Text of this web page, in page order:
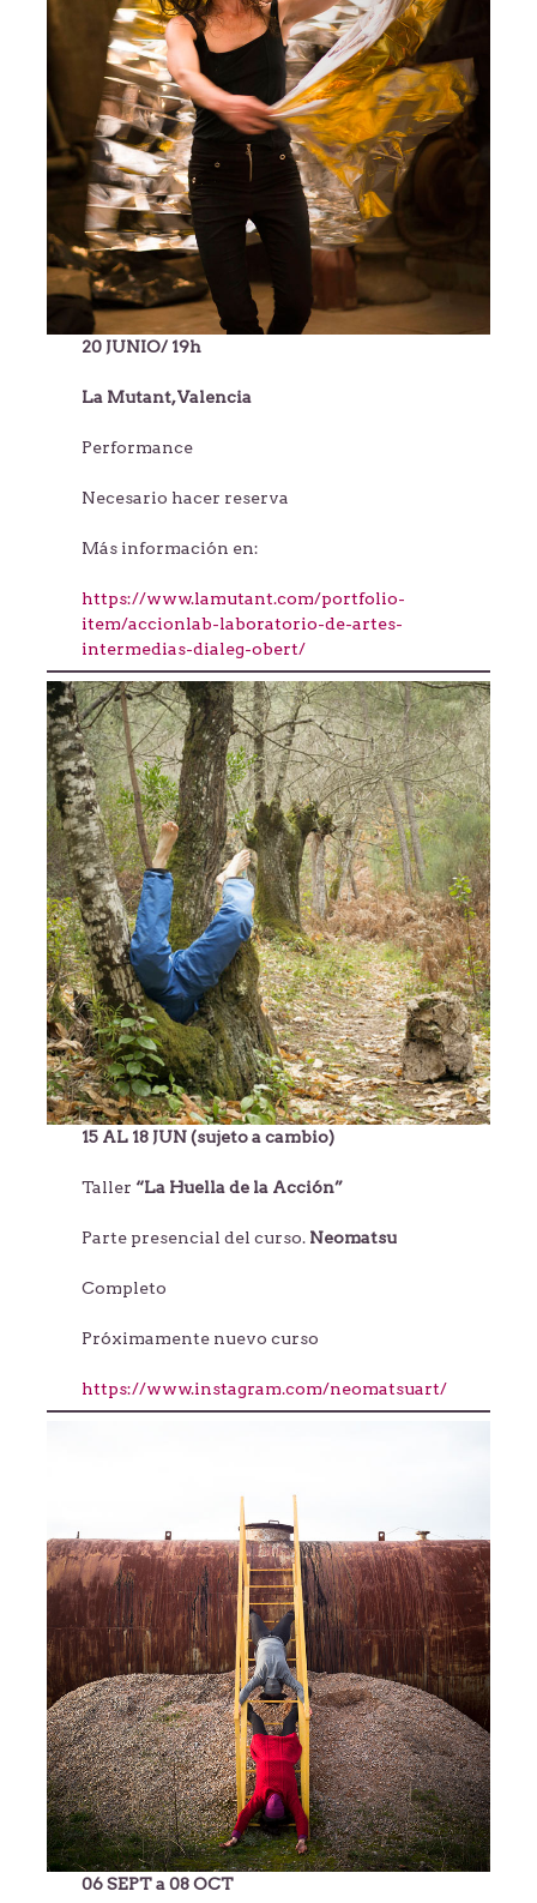
20 JUNIO/ 19h
La Mutant, Valencia
Performance
Necesario hacer reserva
Más información en:
https://www.lamutant.com/portfolio-
item/accionlab-laboratorio-de-artes-
intermedias-dialeg-obert/
15 AL 18 JUN (sujeto a cambio)
Taller “La Huella de la Acción”
Parte presencial del curso. Neomatsu
Completo
Próximamente nuevo curso
https://www.instagram.com/neomatsuart/
06 SEPT a 08 OCT